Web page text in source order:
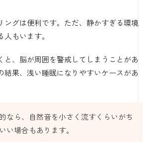
ングは便利です。ただ、静かすぎる環境
もいます。
と、脳が周囲を警戒してしまうことがあ
結果、浅い睡眠になりやすいケースがあ
なら、自然音を小さく流すくらいがち
い場合もあります。